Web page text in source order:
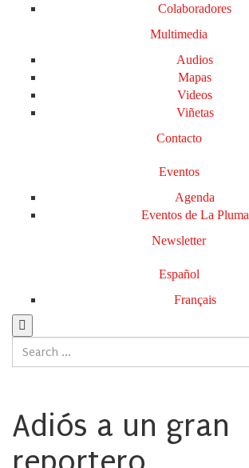
Colaboradores
Multimedia
Audios
Mapas
Videos
Viñetas
Contacto
Eventos
Agenda
Eventos de La Pluma
Newsletter
Español
Français
Adiós a un gran